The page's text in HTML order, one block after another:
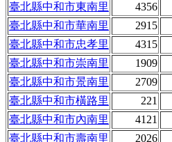
臺北縣中和市東南里
4356
臺北縣中和市華南里
2915
臺北縣中和市忠孝里
4315
臺北縣中和市崇南里
1909
臺北縣中和市景南里
2709
臺北縣中和市橫路里
221
臺北縣中和市內南里
4121
臺北縣中和市壽南里
2026